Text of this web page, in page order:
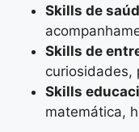
Skills de
Skills de
curiosidades,
Skills
matemática,